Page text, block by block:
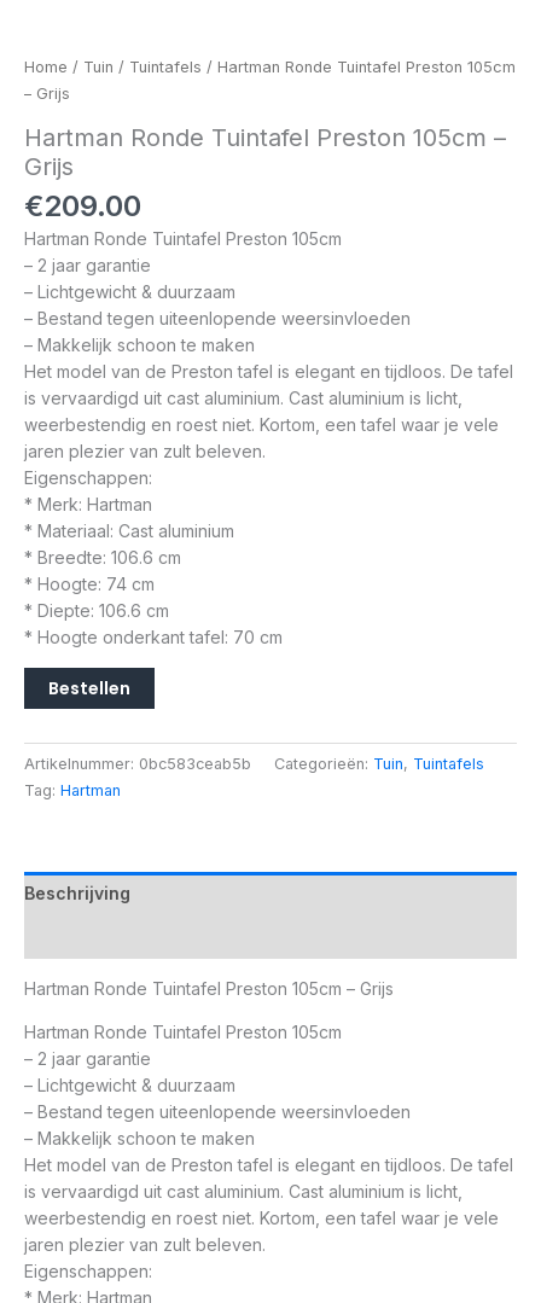
Home / Tuin / Tuintafels / Hartman Ronde Tuintafel Preston 105cm
– Grijs
Hartman Ronde Tuintafel Preston 105cm –
Grijs
€209.00
Hartman Ronde Tuintafel Preston 105cm
– 2 jaar garantie
– Lichtgewicht & duurzaam
– Bestand tegen uiteenlopende weersinvloeden
– Makkelijk schoon te maken
Het model van de Preston tafel is elegant en tijdloos. De tafel
is vervaardigd uit cast aluminium. Cast aluminium is licht,
weerbestendig en roest niet. Kortom, een tafel waar je vele
jaren plezier van zult beleven.
Eigenschappen:
* Merk: Hartman
* Materiaal: Cast aluminium
* Breedte: 106.6 cm
* Hoogte: 74 cm
* Diepte: 106.6 cm
* Hoogte onderkant tafel: 70 cm
Bestellen
Artikelnummer: 0bc583ceab5b Categorieën: Tuin, Tuintafels
Tag: Hartman
Beschrijving
Hartman Ronde Tuintafel Preston 105cm – Grijs
Hartman Ronde Tuintafel Preston 105cm
– 2 jaar garantie
– Lichtgewicht & duurzaam
– Bestand tegen uiteenlopende weersinvloeden
– Makkelijk schoon te maken
Het model van de Preston tafel is elegant en tijdloos. De tafel
is vervaardigd uit cast aluminium. Cast aluminium is licht,
weerbestendig en roest niet. Kortom, een tafel waar je vele
jaren plezier van zult beleven.
Eigenschappen:
* Merk: Hartman